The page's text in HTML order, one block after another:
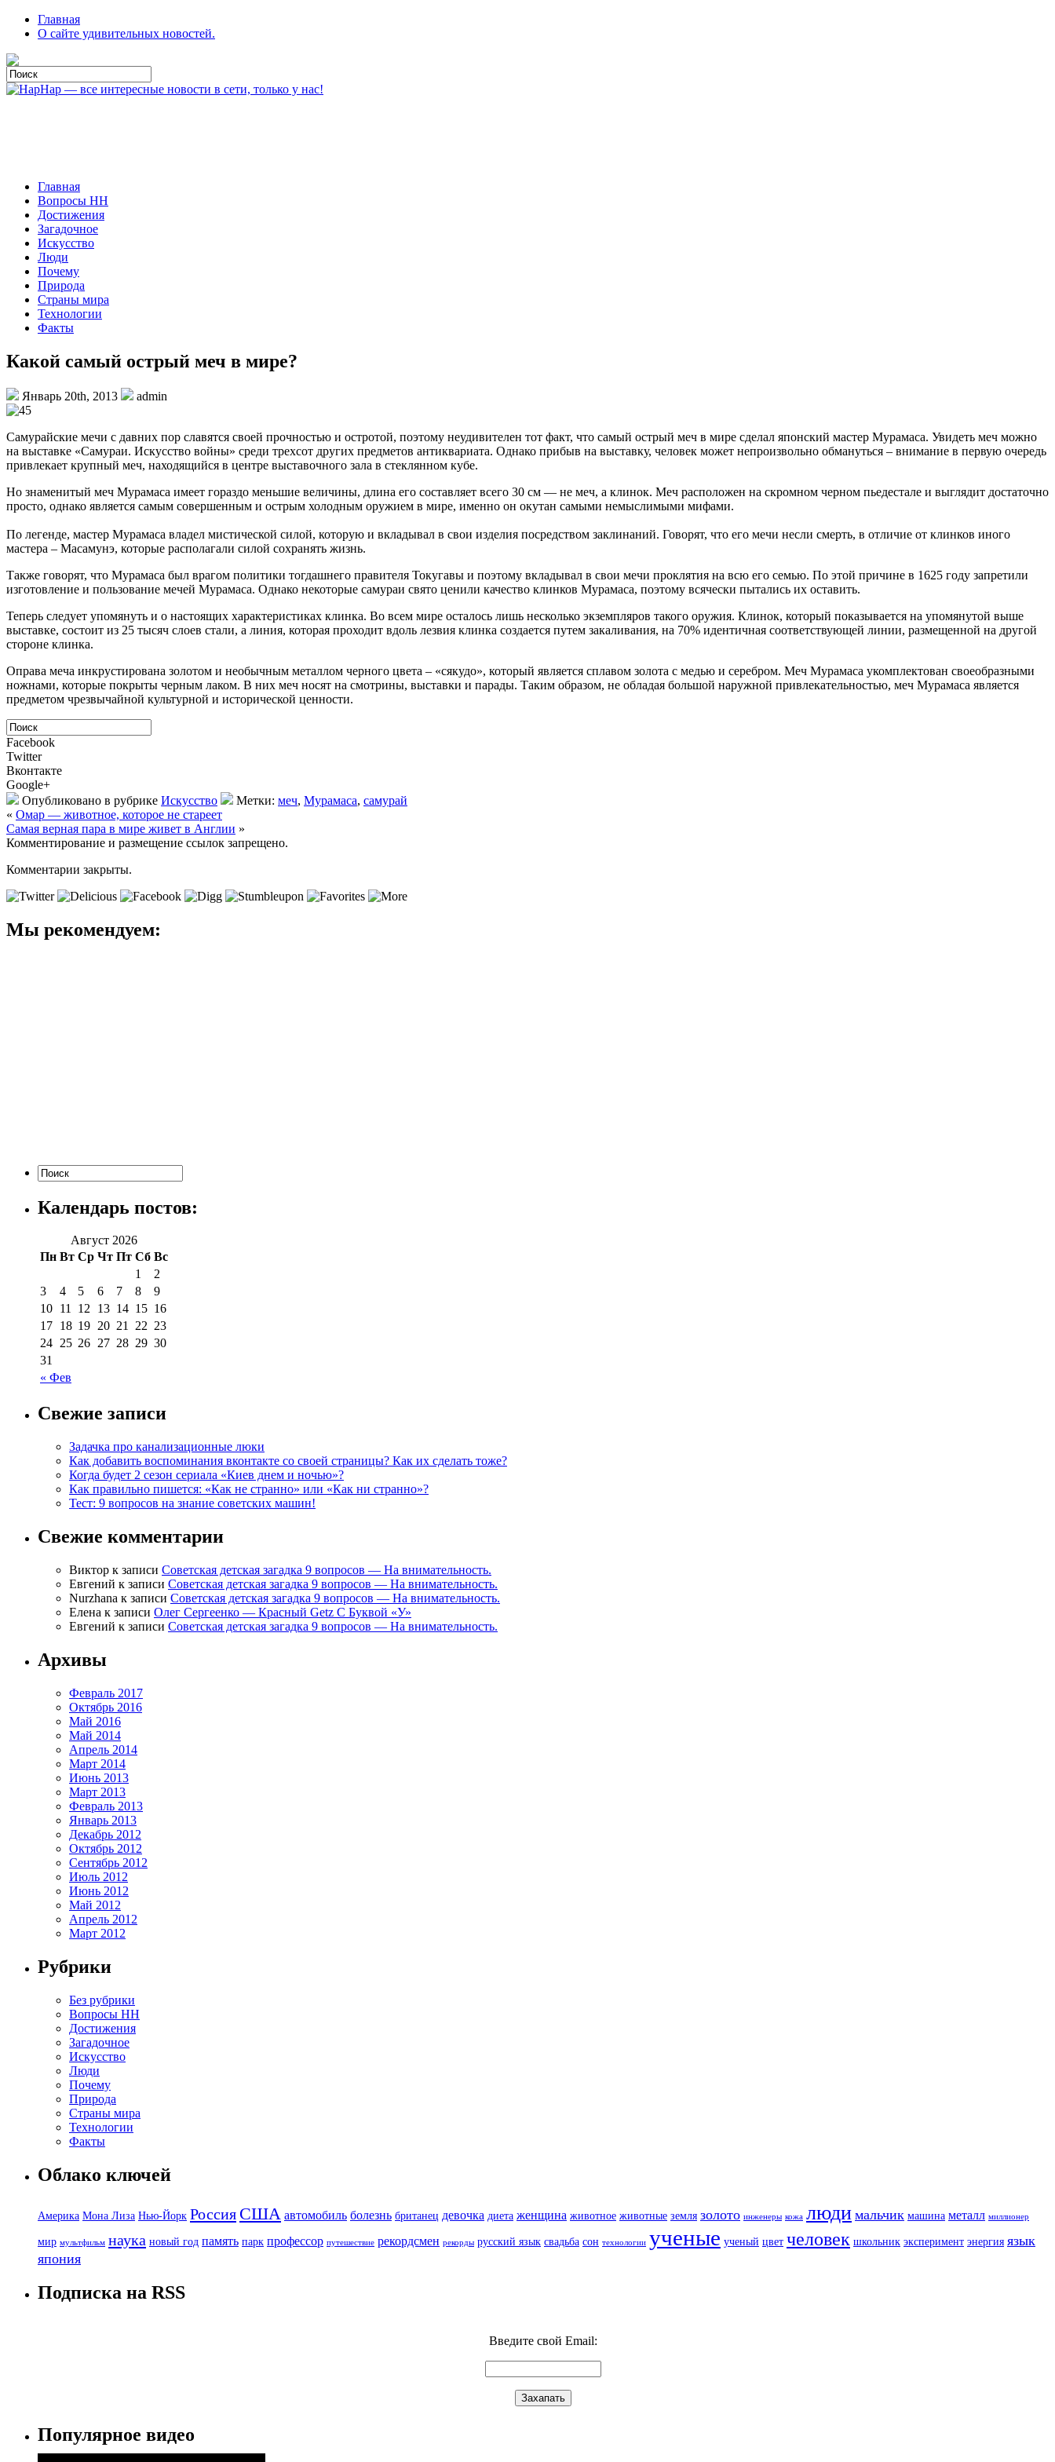
Главная
О сайте удивительных новостей.
Главная
Вопросы HH
Достижения
Загадочное
Искусство
Люди
Почему
Природа
Страны мира
Технологии
Факты
Какой самый острый меч в мире?
Январь 20th, 2013 admin
Самурайские мечи с давних пор славятся своей прочностью и остротой, поэтому неудивителен тот факт, что самый острый меч в мире сделал японский мастер Мурамаса. Увидеть меч можно
на выставке «Самураи. Искусство войны» среди трехсот других предметов антиквариата. Однако прибыв на выставку, человек может непроизвольно обмануться – внимание в первую очередь
привлекает крупный меч, находящийся в центре выставочного зала в стеклянном кубе.
Но знаменитый меч Мурамаса имеет гораздо меньшие величины, длина его составляет всего 30 см — не меч, а клинок. Меч расположен на скромном черном пьедестале и выглядит достаточно
просто, однако является самым совершенным и острым холодным оружием в мире, именно он окутан самыми немыслимыми мифами.
По легенде, мастер Мурамаса владел мистической силой, которую и вкладывал в свои изделия посредством заклинаний. Говорят, что его мечи несли смерть, в отличие от клинков иного
мастера – Масамунэ, которые располагали силой сохранять жизнь.
Также говорят, что Мурамаса был врагом политики тогдашнего правителя Токугавы и поэтому вкладывал в свои мечи проклятия на всю его семью. По этой причине в 1625 году запретили
изготовление и пользование мечей Мурамаса. Однако некоторые самураи свято ценили качество клинков Мурамаса, поэтому всячески пытались их оставить.
Теперь следует упомянуть и о настоящих характеристиках клинка. Во всем мире осталось лишь несколько экземпляров такого оружия. Клинок, который показывается на упомянутой выше
выставке, состоит из 25 тысяч слоев стали, а линия, которая проходит вдоль лезвия клинка создается путем закаливания, на 70% идентичная соответствующей линии, размещенной на другой
стороне клинка.
Оправа меча инкрустирована золотом и необычным металлом черного цвета – «сякудо», который является сплавом золота с медью и серебром. Меч Мурамаса укомплектован своеобразными
ножнами, которые покрыты черным лаком. В них меч носят на смотрины, выставки и парады. Таким образом, не обладая большой наружной привлекательностью, меч Мурамаса является
предметом чрезвычайной культурной и исторической ценности.
Facebook
Twitter
Вконтакте
Google+
Опубликовано в рубрике Искусство Метки: меч, Мурамаса, самурай
« Омар — животное, которое не стареет
Самая верная пара в мире живет в Англии »
Комментирование и размещение ссылок запрещено.
Комментарии закрыты.
Мы рекомендуем:
Календарь постов:
Август 2026
Пн Вт Ср Чт Пт Сб Вс
« Фев
1
2
3
4 5 6 7 8
9
10 11 12 13 14 15 16
17 18 19 20 21 22 23
24 25 26 27 28 29 30
31
Свежие записи
Задачка про канализационные люки
Как добавить воспоминания вконтакте со своей страницы? Как их сделать тоже?
Когда будет 2 сезон сериала «Киев днем и ночью»?
Как правильно пишется: «Как не странно» или «Как ни странно»?
Тест: 9 вопросов на знание советских машин!
Свежие комментарии
Виктор к записи Советская детская загадка 9 вопросов — На внимательность.
Евгений к записи Советская детская загадка 9 вопросов — На внимательность.
Nurzhana к записи Советская детская загадка 9 вопросов — На внимательность.
Елена к записи Олег Сергеенко — Красный Getz С Буквой «У»
Евгений к записи Советская детская загадка 9 вопросов — На внимательность.
Архивы
Февраль 2017
Октябрь 2016
Май 2016
Май 2014
Апрель 2014
Март 2014
Июнь 2013
Март 2013
Февраль 2013
Январь 2013
Декабрь 2012
Октябрь 2012
Сентябрь 2012
Июль 2012
Июнь 2012
Май 2012
Апрель 2012
Март 2012
Рубрики
Без рубрики
Вопросы HH
Достижения
Загадочное
Искусство
Люди
Почему
Природа
Страны мира
Технологии
Факты
Облако ключей
Америка Мона Лиза Нью-Йорк Россия США автомобиль болезнь британец девочка диета женщина животное животные земля золото инженеры кожа люди мальчик машина металл миллионер
мир мультфильм наука новый год память парк профессор путешествие рекордсмен рекорды русский язык свадьба сон технологии ученые ученый цвет человек школьник эксперимент энергия язык
япония
Подписка на RSS
Введите свой Email:
Популярное видео